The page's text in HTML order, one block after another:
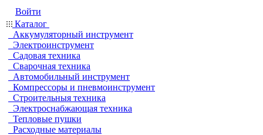
Войти
Каталог
Аккумуляторный инструмент
Электроинструмент
Садовая техника
Сварочная техника
Автомобильный инструмент
Компрессоры и пневмоинструмент
Строительныя техника
Электроснабжающая техника
Тепловые пушки
Расходные материалы